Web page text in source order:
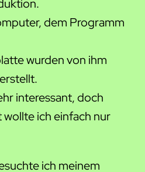
dem Programm
wurden von ihm
interessant, doch
ich einfach nur
ich meinem